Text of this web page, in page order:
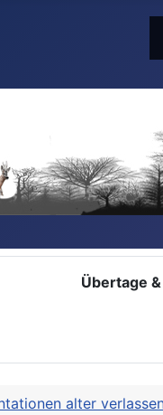
Übertage
alter